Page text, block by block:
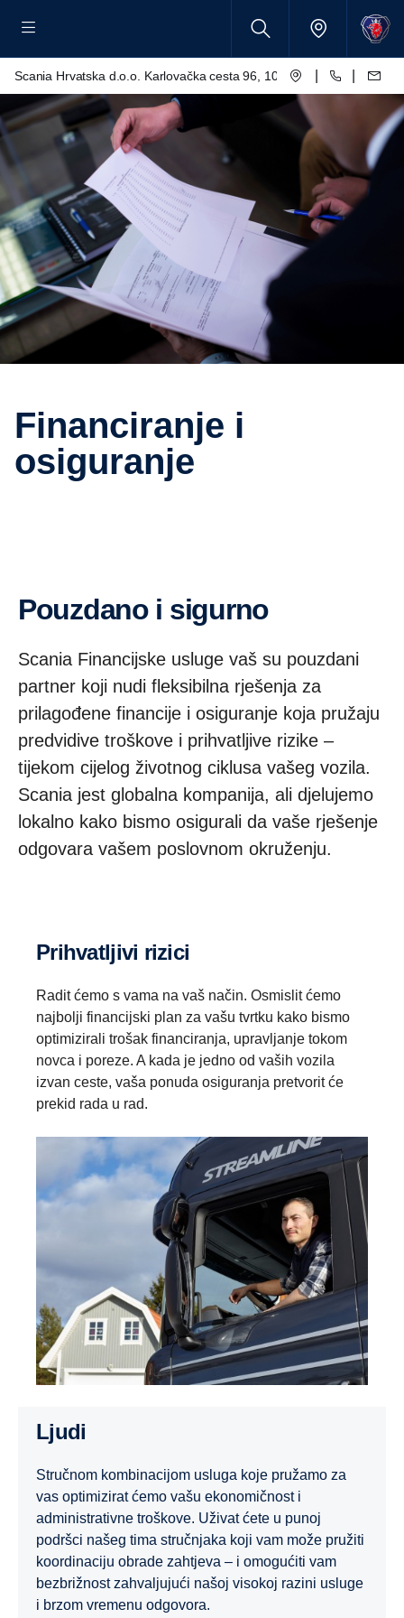
Scania Hrvatska d.o.o. Karlovačka cesta 96, 10250 Lučko
Financiranje i
osiguranje
Pouzdano i sigurno
Scania Financijske usluge vaš su pouzdani
partner koji nudi fleksibilna rješenja za
prilagođene financije i osiguranje koja pružaju
predvidive troškove i prihvatljive rizike –
tijekom cijelog životnog ciklusa vašeg vozila.
Scania jest globalna kompanija, ali djelujemo
lokalno kako bismo osigurali da vaše rješenje
odgovara vašem poslovnom okruženju.
Prihvatljivi rizici
Radit ćemo s vama na vaš način. Osmislit ćemo
najbolji financijski plan za vašu tvrtku kako bismo
optimizirali trošak financiranja, upravljanje tokom
novca i poreze. A kada je jedno od vaših vozila
izvan ceste, vaša ponuda osiguranja pretvorit će
prekid rada u rad.
Ljudi
Stručnom kombinacijom usluga koje pružamo za
vas optimizirat ćemo vašu ekonomičnost i
administrativne troškove. Uživat ćete u punoj
podršci našeg tima stručnjaka koji vam može pružiti
koordinaciju obrade zahtjeva – i omogućiti vam
bezbrižnost zahvaljujući našoj visokoj razini usluge
i brzom vremenu odgovora.